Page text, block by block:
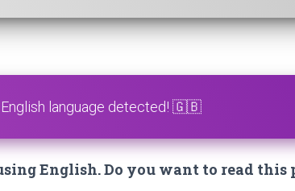
English language detected! 🇬🇧
English. Do you want to read this